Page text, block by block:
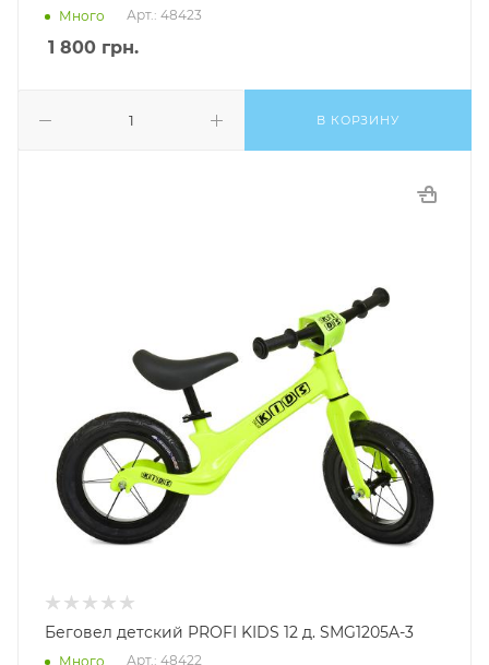
Много Арт.: 48423
1 800 грн.
В КОРЗИНУ
Беговел детский PROFI KIDS 12 д. SMG1205A-3
Много Арт.: 48422